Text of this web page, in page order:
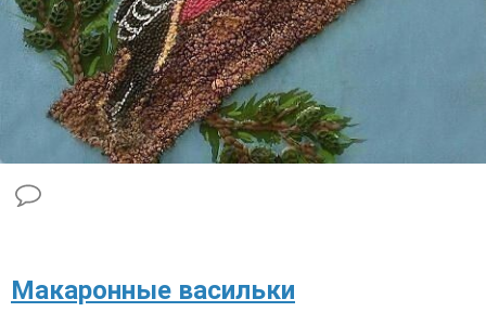
​Макаронные васильки